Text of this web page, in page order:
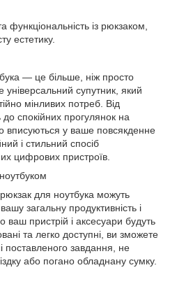
із рюкзаком,
естетику.
— це більше, ніж просто
універсальний супутник, який
мінливих потреб. Від
спокійних прогулянок на
вписуються у ваше повсякденне
і стильний спосіб
цифрових пристроїв.
рюкзак для ноутбука можуть
загальну продуктивність і
пристрій і аксесуари будуть
та легко доступні, ви зможете
поставленого завдання, не
або погано обладнану сумку.